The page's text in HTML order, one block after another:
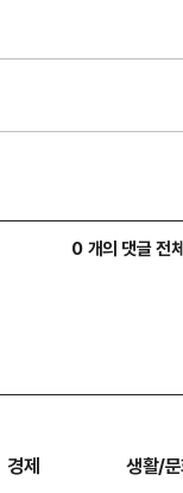
0 개의 댓글 전
경제 생활/